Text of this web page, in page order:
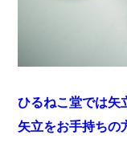
ひるねこ堂では矢
矢立をお手持ちの